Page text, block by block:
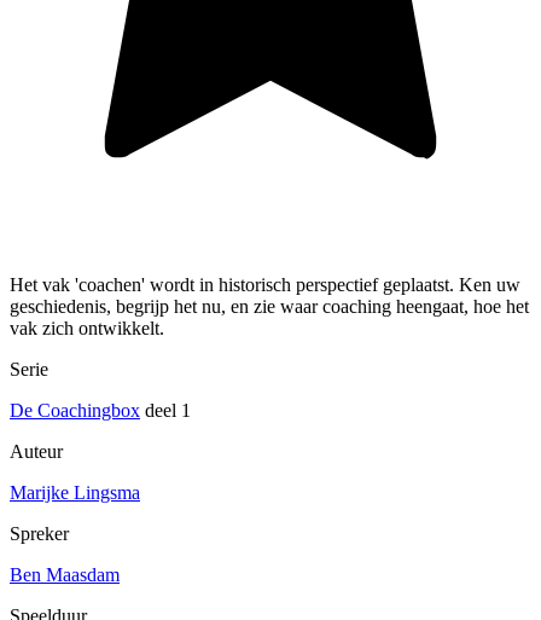
Het vak 'coachen' wordt in historisch perspectief geplaatst. Ken uw
geschiedenis, begrijp het nu, en zie waar coaching heengaat, hoe het
vak zich ontwikkelt.
Serie
De Coachingbox deel 1
Auteur
Marijke Lingsma
Spreker
Ben Maasdam
Speelduur